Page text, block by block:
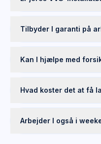
Tilbyder I garanti på
Kan I hjælpe med
Hvad koster det at få
Arbejder I også i